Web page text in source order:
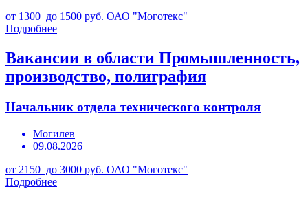
от 1300 до 1500 руб. ОАО "Моготекс"
Подробнее
Вакансии в области Промышленность,
производство, полиграфия
Начальник отдела технического контроля
Могилев
09.08.2026
от 2150 до 3000 руб. ОАО "Моготекс"
Подробнее